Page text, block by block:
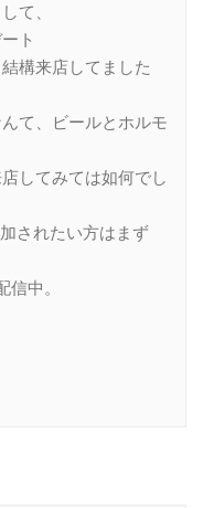
て、
ト
構来店してました
て、ビールとホルモ
してみては如何でし
されたい方はまず
中。